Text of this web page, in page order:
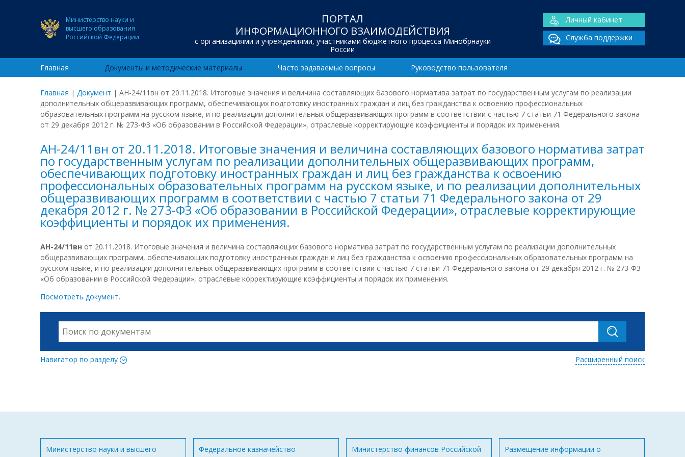
Министерство науки и
высшего образования
Российской Федерации
ПОРТАЛ
ИНФОРМАЦИОННОГО ВЗАИМОДЕЙСТВИЯ
с организациями и учреждениями, участниками бюджетного процесса Минобрнауки
России
Личный кабинет
Служба поддержки
Главная Документы и методические материалы Часто задаваемые вопросы Руководство пользователя
Главная | Документ | АН-24/11вн от 20.11.2018. Итоговые значения и величина составляющих базового норматива затрат по государственным услугам по реализации
дополнительных общеразвивающих программ, обеспечивающих подготовку иностранных граждан и лиц без гражданства к освоению профессиональных
образовательных программ на русском языке, и по реализации дополнительных общеразвивающих программ в соответствии с частью 7 статьи 71 Федерального закона
от 29 декабря 2012 г. № 273-ФЗ «Об образовании в Российской Федерации», отраслевые корректирующие коэффициенты и порядок их применения.
АН-24/11вн от 20.11.2018. Итоговые значения и величина составляющих базового норматива затрат
по государственным услугам по реализации дополнительных общеразвивающих программ,
обеспечивающих подготовку иностранных граждан и лиц без гражданства к освоению
профессиональных образовательных программ на русском языке, и по реализации дополнительных
общеразвивающих программ в соответствии с частью 7 статьи 71 Федерального закона от 29
декабря 2012 г. № 273-ФЗ «Об образовании в Российской Федерации», отраслевые корректирующие
коэффициенты и порядок их применения.
АН-24/11вн от 20.11.2018. Итоговые значения и величина составляющих базового норматива затрат по государственным услугам по реализации дополнительных
общеразвивающих программ, обеспечивающих подготовку иностранных граждан и лиц без гражданства к освоению профессиональных образовательных программ на
русском языке, и по реализации дополнительных общеразвивающих программ в соответствии с частью 7 статьи 71 Федерального закона от 29 декабря 2012 г. № 273-ФЗ
«Об образовании в Российской Федерации», отраслевые корректирующие коэффициенты и порядок их применения.
Посмотреть документ.
Навигатор по разделу Расширенный поиск
Министерство науки и высшего
Федеральное казначейство
Министерство финансов Российской
Размещение информации о